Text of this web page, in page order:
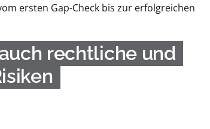
ersten Gap-Check bis zur erfolgreichen
rechtliche und